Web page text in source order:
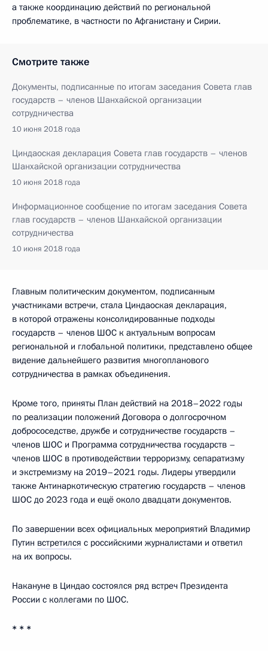
а также координацию действий по региональной
проблематике, в частности по Афганистану и Сирии.
Смотрите также
Документы, подписанные по итогам заседания Совета глав
государств – членов Шанхайской организации
сотрудничества
10 июня 2018 года
Циндаоская декларация Совета глав государств – членов
Шанхайской организации сотрудничества
10 июня 2018 года
Информационное сообщение по итогам заседания Совета
глав государств – членов Шанхайской организации
сотрудничества
10 июня 2018 года
Главным политическим документом, подписанным
участниками встречи, стала Циндаоская декларация,
в которой отражены консолидированные подходы
государств – членов ШОС к актуальным вопросам
региональной и глобальной политики, представлено общее
видение дальнейшего развития многопланового
сотрудничества в рамках объединения.
Кроме того, приняты План действий на 2018–2022 годы
по реализации положений Договора о долгосрочном
добрососедстве, дружбе и сотрудничестве государств –
членов ШОС и Программа сотрудничества государств –
членов ШОС в противодействии терроризму, сепаратизму
и экстремизму на 2019–2021 годы. Лидеры утвердили
также Антинаркотическую стратегию государств – членов
ШОС до 2023 года и ещё около двадцати документов.
По завершении всех официальных мероприятий Владимир
Путин встретился с российскими журналистами и ответил
на их вопросы.
Накануне в Циндао состоялся ряд встреч Президента
России с коллегами по ШОС.
* * *